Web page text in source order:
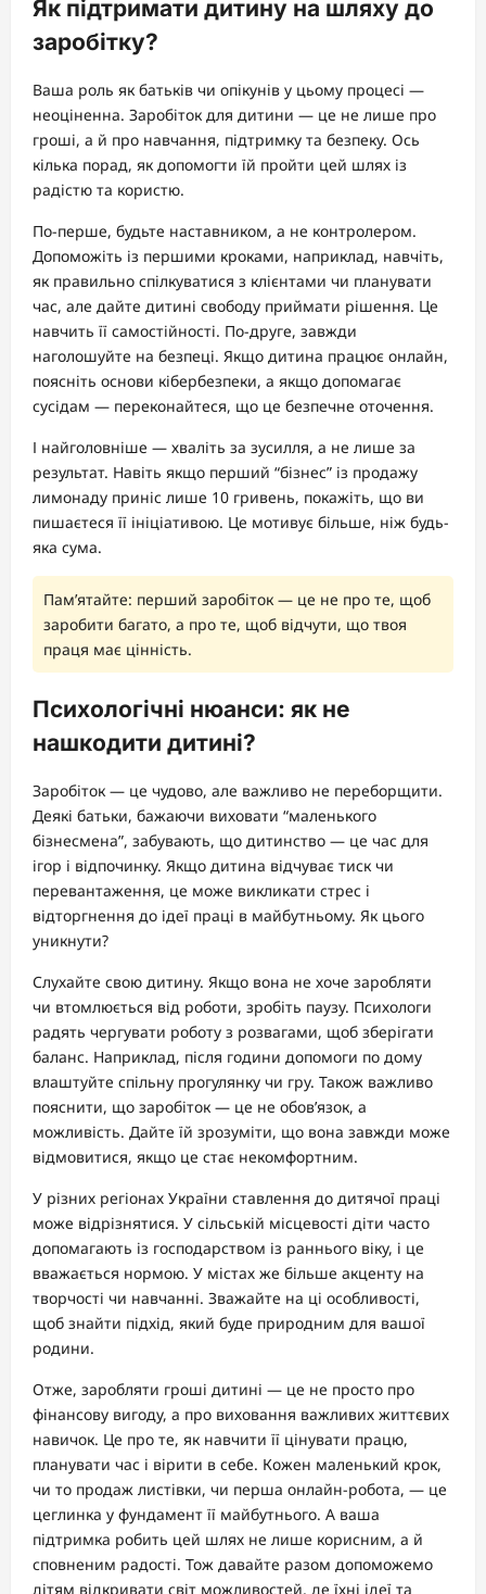
Як підтримати дитину на шляху до
заробітку?
Ваша роль як батьків чи опікунів у цьому процесі —
неоціненна. Заробіток для дитини — це не лише про
гроші, а й про навчання, підтримку та безпеку. Ось
кілька порад, як допомогти їй пройти цей шлях із
радістю та користю.
По-перше, будьте наставником, а не контролером.
Допоможіть із першими кроками, наприклад, навчіть,
як правильно спілкуватися з клієнтами чи планувати
час, але дайте дитині свободу приймати рішення. Це
навчить її самостійності. По-друге, завжди
наголошуйте на безпеці. Якщо дитина працює онлайн,
поясніть основи кібербезпеки, а якщо допомагає
сусідам — переконайтеся, що це безпечне оточення.
І найголовніше — хваліть за зусилля, а не лише за
результат. Навіть якщо перший “бізнес” із продажу
лимонаду приніс лише 10 гривень, покажіть, що ви
пишаєтеся її ініціативою. Це мотивує більше, ніж будь-
яка сума.
Пам’ятайте: перший заробіток — це не про те, щоб
заробити багато, а про те, щоб відчути, що твоя
праця має цінність.
Психологічні нюанси: як не
нашкодити дитині?
Заробіток — це чудово, але важливо не переборщити.
Деякі батьки, бажаючи виховати “маленького
бізнесмена”, забувають, що дитинство — це час для
ігор і відпочинку. Якщо дитина відчуває тиск чи
перевантаження, це може викликати стрес і
відторгнення до ідеї праці в майбутньому. Як цього
уникнути?
Слухайте свою дитину. Якщо вона не хоче заробляти
чи втомлюється від роботи, зробіть паузу. Психологи
радять чергувати роботу з розвагами, щоб зберігати
баланс. Наприклад, після години допомоги по дому
влаштуйте спільну прогулянку чи гру. Також важливо
пояснити, що заробіток — це не обов’язок, а
можливість. Дайте їй зрозуміти, що вона завжди може
відмовитися, якщо це стає некомфортним.
У різних регіонах України ставлення до дитячої праці
може відрізнятися. У сільській місцевості діти часто
допомагають із господарством із раннього віку, і це
вважається нормою. У містах же більше акценту на
творчості чи навчанні. Зважайте на ці особливості,
щоб знайти підхід, який буде природним для вашої
родини.
Отже, заробляти гроші дитині — це не просто про
фінансову вигоду, а про виховання важливих життєвих
навичок. Це про те, як навчити її цінувати працю,
планувати час і вірити в себе. Кожен маленький крок,
чи то продаж листівки, чи перша онлайн-робота, — це
цеглинка у фундамент її майбутнього. А ваша
підтримка робить цей шлях не лише корисним, а й
сповненим радості. Тож давайте разом допоможемо
дітям відкривати світ можливостей, де їхні ідеї та